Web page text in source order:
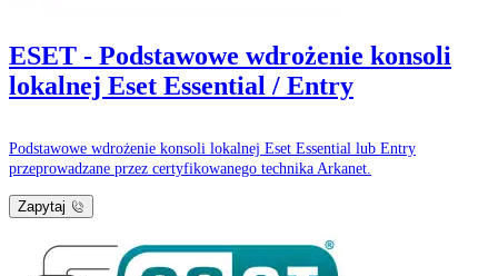
ESET - Podstawowe wdrożenie konsoli
lokalnej Eset Essential / Entry
Podstawowe wdrożenie konsoli lokalnej Eset Essential lub Entry
przeprowadzane przez certyfikowanego technika Arkanet.
Zapytaj